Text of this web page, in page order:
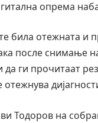
опрема
била отежната и
после снимање
да ги прочитаат
отежнува
Тодоров на